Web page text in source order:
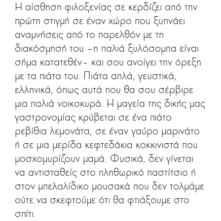
Η αίσθηση φιλοξενίας σε κερδίζει από την
πρώτη στιγμή σε έναν χώρο που ξυπνάει
αναμνήσεις από το παρελθόν με τη
διακόσμησή του –η παλιά ξυλόσομπα είναι
σήμα κατατεθέν– και σου ανοίγει την όρεξη
με τα πιάτα του. Πιάτα απλά, γευστικά,
ελληνικά, όπως αυτά που θα σου σέρβιρε
μια παλιά νοικοκυρά. Η μαγεία της δικής μας
γαστρονομίας κρύβεται σε ένα πιάτο
ρεβίθια λεμονάτα, σε έναν γαύρο μαρινάτο
ή σε μια μερίδα κεφτεδάκια κοκκινιστά που
μοσχομυρίζουν μαμά. Φυσικά, δεν γίνεται
να αντισταθείς στο πληθωρικό παστίτσιο ή
στον μπελαλίδικο μουσακά που δεν τολμάμε
ούτε να σκεφτούμε ότι θα φτιάξουμε στο
σπίτι.